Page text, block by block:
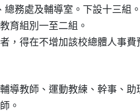
務處及輔導室。下設十三組。
育組別一至二組。
，得在不增加該校總體人事費
導教師、運動教練、幹事、助
。